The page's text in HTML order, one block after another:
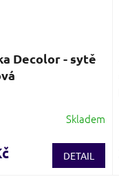
Decolor - sytě
Skladem
DETAIL